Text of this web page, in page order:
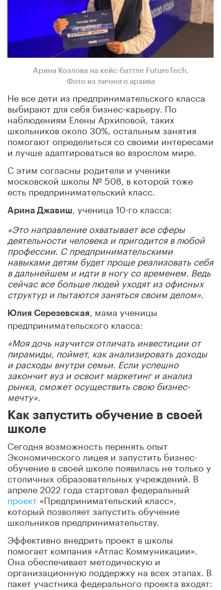
Арина Козлова на кейс-баттле FutureTech.
Фото из личного архива
Не все дети из предпринимательского класса
выбирают для себя бизнес-карьеру. По
наблюдениям Елены Архиповой, таких
школьников около 30%, остальным занятия
помогают определиться со своими интересами
и лучше адаптироваться во взрослом мире.
С этим согласны родители и ученики
московской школы № 508, в которой тоже
есть предпринимательский класс.
Арина Джавиш
, ученица 10-го класса:
«Это направление охватывает все сферы
деятельности человека и пригодится в любой
профессии. С предпринимательскими
навыками детям будет проще реализовать себя
в дальнейшем и идти в ногу со временем. Ведь
сейчас все больше людей уходят из офисных
структур и пытаются заняться своим делом».
Юлия Серезевская
, мама ученицы
предпринимательского класса:
«Моя дочь научится отличать инвестиции от
пирамиды, поймет, как анализировать доходы
и расходы внутри семьи. Если успешно
закончит вуз и освоит маркетинг и анализ
рынка, сможет осуществить свою бизнес-
мечту».
Как запустить обучение в своей
школе
Сегодня возможность перенять опыт
Экономического лицея и запустить бизнес-
обучение в своей школе появилась не только у
столичных образовательных учреждений. В
апреле 2022 года стартовал федеральный
проект «Предпринимательский класс»,
который позволяет запустить обучение
школьников предпринимательству.
Эффективно внедрить проект в школы
помогает компания «Атлас Коммуникации».
Она обеспечивает методическую и
организационную поддержку на всех этапах. В
пакет участника федерального проекта входят: